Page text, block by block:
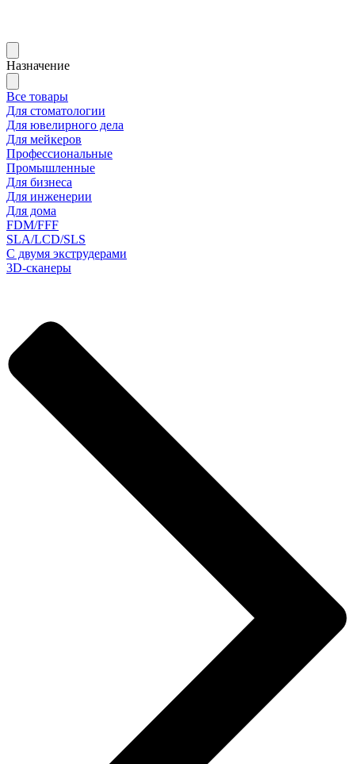
Назначение
Все товары
Для стоматологии
Для ювелирного дела
Для мейкеров
Профессиональные
Промышленные
Для бизнеса
Для инженерии
Для дома
FDM/FFF
SLA/LCD/SLS
С двумя экструдерами
3D-сканеры